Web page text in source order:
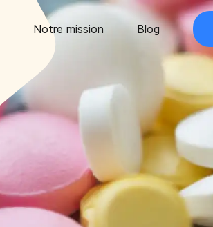
Notre mission Blog